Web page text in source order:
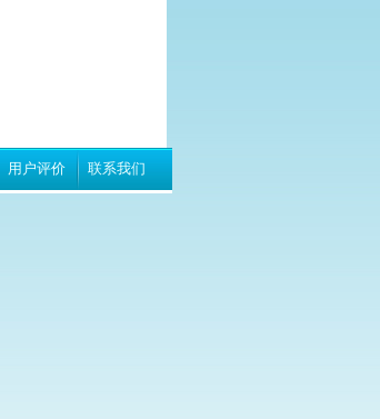
用户评价 联系我们